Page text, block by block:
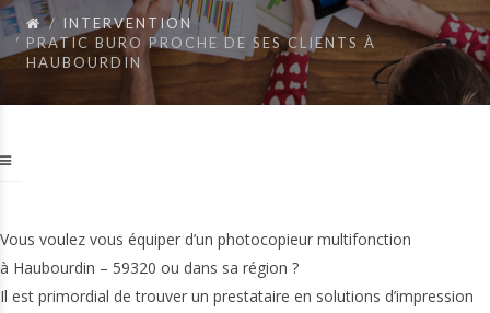
INTERVENTION
PRATIC BURO PROCHE DE SES CLIENTS À
HAUBOURDIN
Vous voulez vous équiper d’un photocopieur multifonction
à Haubourdin – 59320 ou dans sa région ?
Il est primordial de trouver un prestataire en solutions d’impression